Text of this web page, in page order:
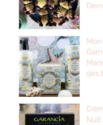
Mon
des
Nuit